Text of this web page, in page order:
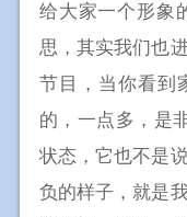
给大家一个形象
思，其实我们也
节目，当你看到
的，一点多，是
状态，它也不是
负的样子，就是